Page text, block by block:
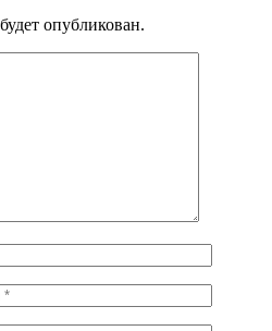
опубликован.